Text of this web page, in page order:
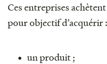
Ces entreprises
pour objectif d’acquérir :
un produit ;